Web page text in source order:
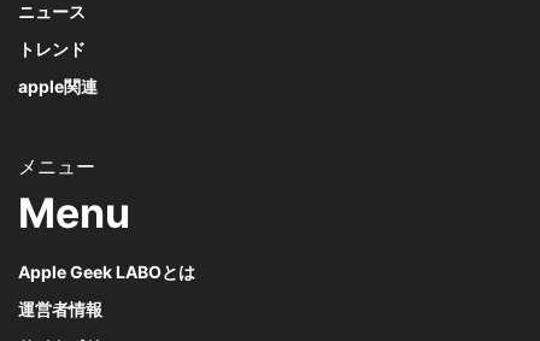
ニュース
トレンド
apple関連
Menu
Apple Geek LABOとは
運営者情報